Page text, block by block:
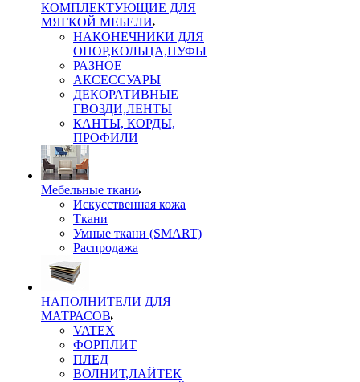
КОМПЛЕКТУЮЩИЕ ДЛЯ
МЯГКОЙ МЕБЕЛИ
НАКОНЕЧНИКИ ДЛЯ
ОПОР,КОЛЬЦА,ПУФЫ
РАЗНОЕ
АКСЕССУАРЫ
ДЕКОРАТИВНЫЕ
ГВОЗДИ,ЛЕНТЫ
КАНТЫ, КОРДЫ,
ПРОФИЛИ
Мебельные ткани
Искусственная кожа
Ткани
Умные ткани (SMART)
Распродажа
НАПОЛНИТЕЛИ ДЛЯ
МАТРАСОВ
VATEX
ФОРПЛИТ
ПЛЕД
ВОЛНИТ,ЛАЙТЕК